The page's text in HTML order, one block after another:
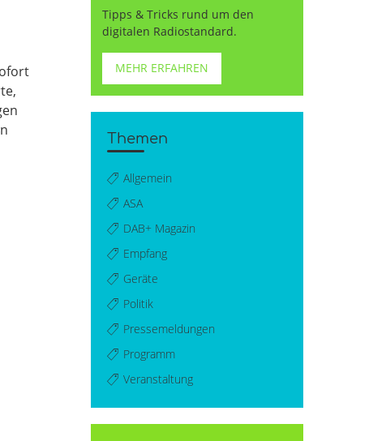
Tipps & Tricks rund um den
digitalen Radiostandard.
MEHR ERFAHREN
Themen
Allgemein
ASA
DAB+ Magazin
Empfang
Geräte
Politik
Pressemeldungen
Programm
Veranstaltung